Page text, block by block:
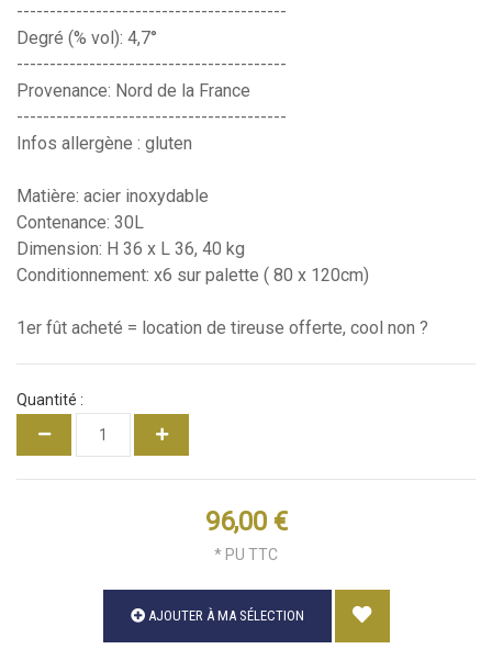
-----------------------------------------
Degré (% vol): 4,7°
-----------------------------------------
Provenance: Nord de la France
-----------------------------------------
Infos allergène : gluten
Matière: acier inoxydable
Contenance: 30L
Dimension: H 36 x L 36, 40 kg
Conditionnement: x6 sur palette ( 80 x 120cm)
1er fût acheté = location de tireuse offerte, cool non ?
Quantité :
96,00 €
* PU TTC
AJOUTER À MA SÉLECTION